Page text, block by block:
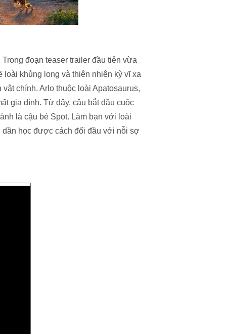
đoạn teaser trailer đầu tiên vừa
khủng long và thiên nhiên kỳ vĩ xa
chính. Arlo thuộc loài Apatosaurus,
gia đình. Từ đây, cậu bắt đầu cuộc
là cậu bé Spot. Làm bạn với loài
học được cách đối đầu với nỗi sợ